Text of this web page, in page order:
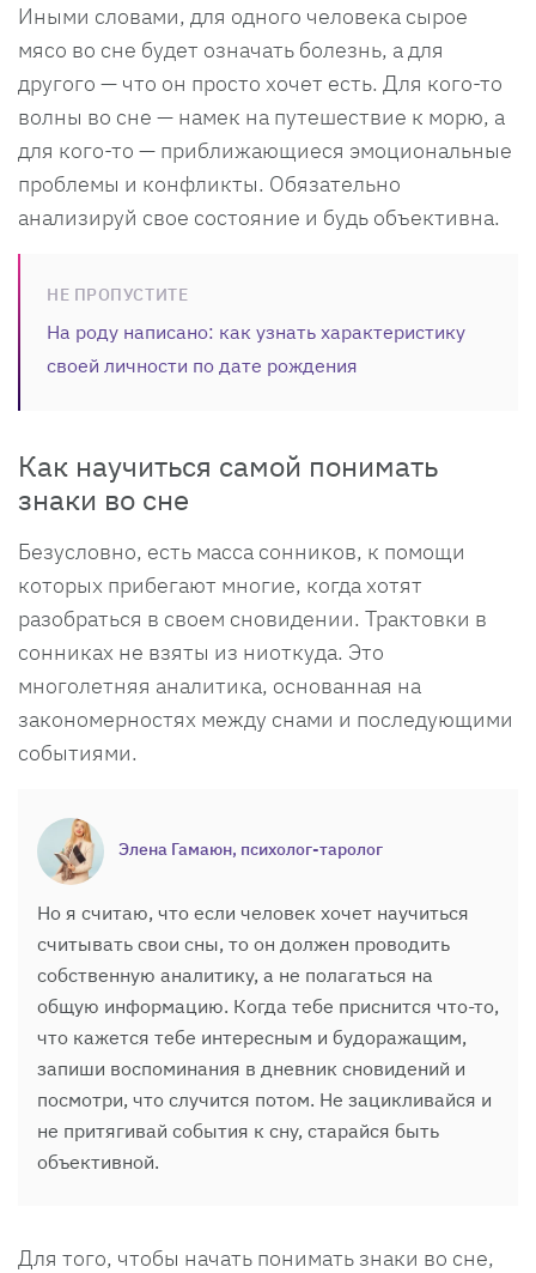
Иными словами, для одного человека сырое
мясо во сне будет означать болезнь, а для
другого — что он просто хочет есть. Для кого-то
волны во сне — намек на путешествие к морю, а
для кого-то — приближающиеся эмоциональные
проблемы и конфликты. Обязательно
анализируй свое состояние и будь объективна.
НЕ ПРОПУСТИТЕ
На роду написано: как узнать характеристику
своей личности по дате рождения
Как научиться самой понимать
знаки во сне
Безусловно, есть масса сонников, к помощи
которых прибегают многие, когда хотят
разобраться в своем сновидении. Трактовки в
сонниках не взяты из ниоткуда. Это
многолетняя аналитика, основанная на
закономерностях между снами и последующими
событиями.
Элена Гамаюн, психолог-таролог
Но я считаю, что если человек хочет научиться
считывать свои сны, то он должен проводить
собственную аналитику, а не полагаться на
общую информацию. Когда тебе приснится что-то,
что кажется тебе интересным и будоражащим,
запиши воспоминания в дневник сновидений и
посмотри, что случится потом. Не зацикливайся и
не притягивай события к сну, старайся быть
объективной.
Для того, чтобы начать понимать знаки во сне,